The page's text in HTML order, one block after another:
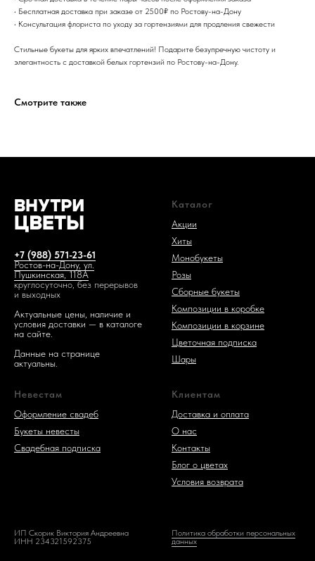
• Бесплатная доставка при заказе от 2500₽ по Ростову-на-Дону
• Консультация флориста по уходу за гортензиями для продления свежести
Стильные букеты для ярких впечатлений! Подарите безупречную чистоту и
элегантность с доставкой белых гортензий по Ростову-на-Дону.
Смотрите также
+7 (988) 571-23-61
Ростов-на-Дону, ул.
Пушкинская, 118А
круглосуточно, без перерывов
и выходных
Актуальные цены, наличие и
условия доставки — в каталоге
на сайте.
Данные на странице
актуальны.
Каталог
Акции
Хиты
Монобукеты
Розы
Сборные букеты
Композиции в коробке
Композиции в корзине
Цветочная подписка
Шары
Невестам
Оформление свадеб
Букеты невесты
Свадебная подписка
Клиентам
Доставка и оплата
О нас
Контакты
Блог о цветах
Условия возврата
ИП Скорик Виктория Андреевна
ИНН 234321592375
Политика обработки персональных
данных
1 код —